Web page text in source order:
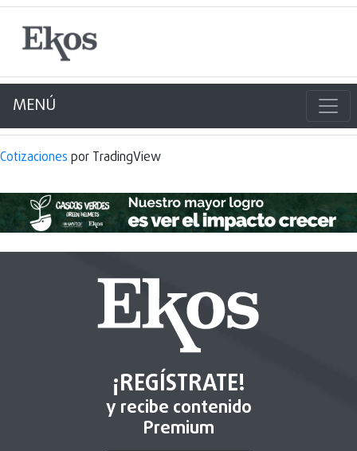
MENÚ
Cotizaciones por TradingView
¡REGÍSTRATE!
y recibe contenido
Premium